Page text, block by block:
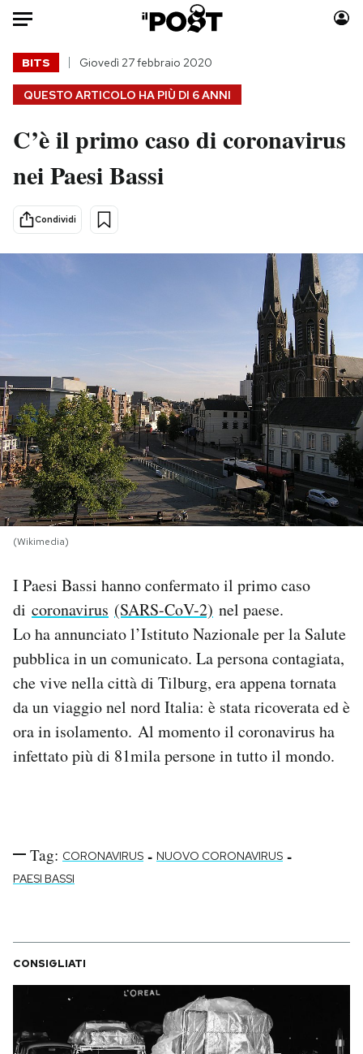
Auto
HOME
Italia
Politica
Tecnologia
Internet
Scienza
Moda
Media
Mondiali calcio 2026
PODCAST
NEWSLETTER
I MIEI PREFERITI
CALENDARIO
AREA PERSONALE
Newsletter
Notifiche mobile
Regala il Post
QUESTO ARTICOLO HA PIÙ DI 6 ANNI
BITS Giovedì 27 febbraio 2020
C’è il primo caso di coronavirus
nei Paesi Bassi
Condividi
(Wikimedia)
I Paesi Bassi hanno confermato il primo caso
di coronavirus (SARS-CoV-2) nel paese.
Lo ha annunciato l’Istituto Nazionale per la Salute
pubblica in un comunicato. La persona contagiata,
che vive nella città di Tilburg, era appena tornata
da un viaggio nel nord Italia: è stata ricoverata ed è
ora in isolamento. Al momento il coronavirus ha
infettato più di 81mila persone in tutto il mondo.
Tag: CORONAVIRUS - NUOVO CORONAVIRUS -
PAESI BASSI
CONSIGLIATI